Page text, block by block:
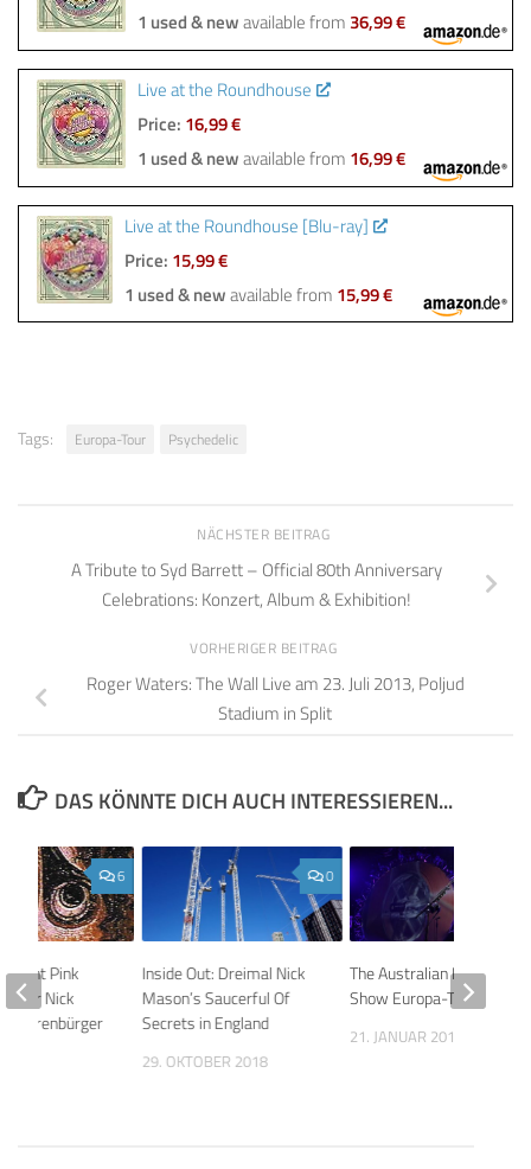
1 used & newavailable from 36,99 €
Live at the Roundhouse
Price: 16,99 €
1 used & newavailable from 16,99 €
Live at the Roundhouse [Blu-ray]
Price: 15,99 €
1 used & newavailable from 15,99 €
Tags: Europa-Tour Psychedelic
NÄCHSTER BEITRAG
A Tribute to Syd Barrett – Official 80th Anniversary
Celebrations: Konzert, Album & Exhibition!
VORHERIGER BEITRAG
Roger Waters: The Wall Live am 23. Juli 2013, Poljud
Stadium in Split
DAS KÖNNTE DICH AUCH INTERESSIEREN...
0
Inside Out: Dreimal Nick
Mason’s Saucerful Of
Secrets in England
29. OKTOBER 2018
The Australian Pink Floyd
Show Europa-Tour 2011
21. JANUAR 2011
6
Pink
Nick
Ehrenbürger